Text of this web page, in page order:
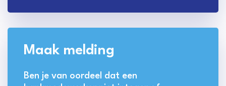
Maak melding
Ben je van oordeel dat een
melding